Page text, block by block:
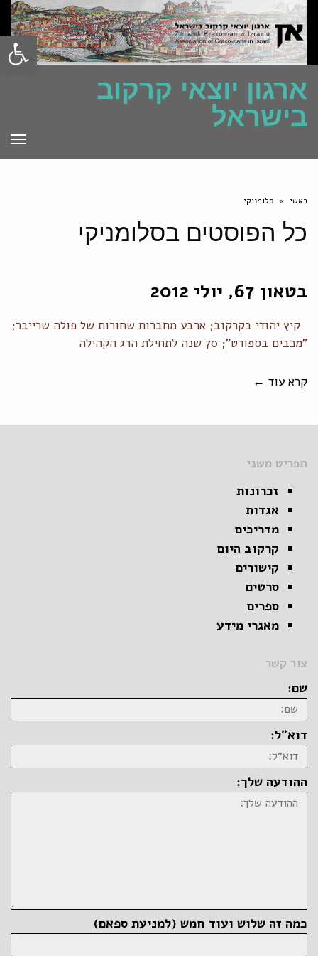
פתח
ארגון יוצאי קרקוב
בישראל
ראשי » סלומניקי
כל הפוסטים בסלומניקי
בטאון 67, יולי 2012
קיץ יהודי בקרקוב; ארבע מחברות שחורות של פולה שרייבר;
"מכבים בספורט"; 70 שנה לתחילת הרג הקהילה
קרא עוד ←
תפריט משני
זכרונות
אגדות
מדריכים
קרקוב היום
קישורים
סרטים
ספרים
מאגרי מידע
צור קשר
שם:
דוא״ל:
ההודעה שלך:
כמה זה שלוש ועוד חמש (למניעת ספאם)